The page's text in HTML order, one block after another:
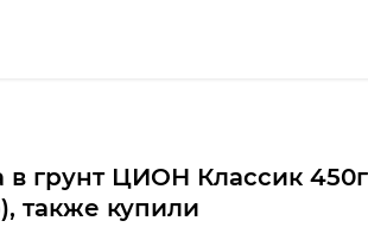
в грунт ЦИОН Классик
также купили